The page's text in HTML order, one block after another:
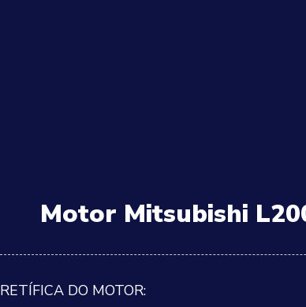
Motor Mitsubishi
RETÍFICA DO MOTOR: